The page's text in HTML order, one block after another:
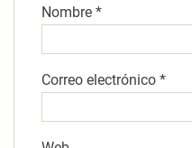
Nombre *
Correo electrónico *